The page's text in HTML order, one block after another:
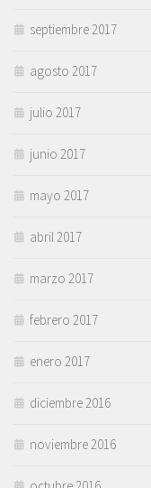
septiembre 2017
agosto 2017
julio 2017
junio 2017
mayo 2017
abril 2017
marzo 2017
febrero 2017
enero 2017
diciembre 2016
noviembre 2016